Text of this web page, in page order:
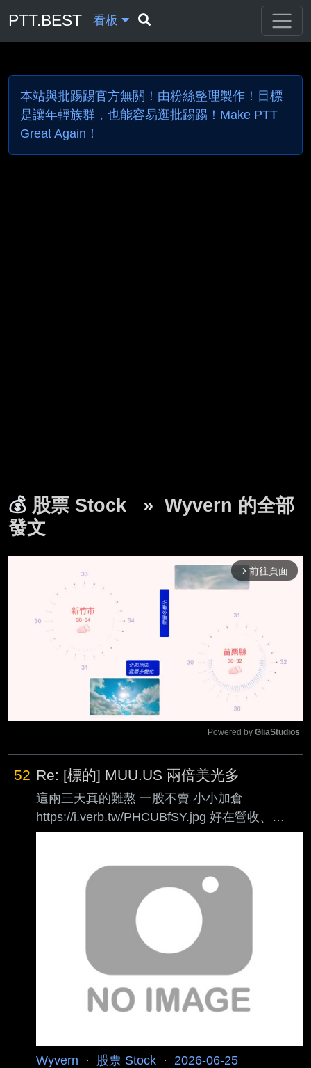
PTT.BEST 看板
本站與批踢踢官方無關！由粉絲整理製作！目標
是讓年輕族群，也能容易逛批踢踢！Make PTT
Great Again！
💰 股票 Stock » Wyvern 的全部
發文
arrow_forward_ios 前往頁面
Powered by GliaStudios
52 Re: [標的] MUU.US 兩倍美光多
這兩三天真的難熬 一股不賣 小小加倉
https://i.verb.tw/PHCUBfSY.jpg 好在營收、
eps、Q4 eps都比市場預期的還高出至少20% 目
們公道了 相信這張成績單足以讓美光朝1500的
目標前進 不論是MU還是MUU 恭喜還在船上的
捧油們了 所有看法都跟第一篇一樣 完全沒變 中
期目標1500 長期目標2000 美光忠誠 : mu上個交
易日收在歷史新高的1133元 : 距離上次po文
fomo 壯膽也不過就過了一個半月 : mu漲了約
Wyvern · 股票 Stock · 2026-06-25